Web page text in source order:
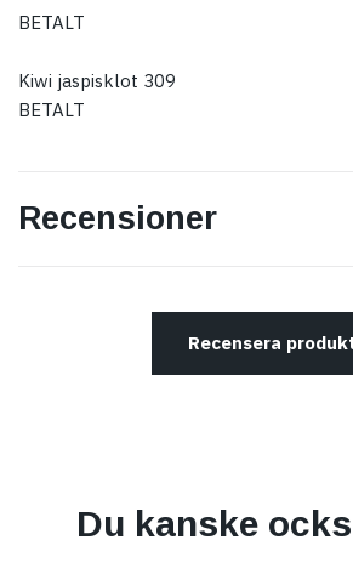
BETALT
Kiwi jaspisklot 309
BETALT
Recensioner
Recensera
Du kanske